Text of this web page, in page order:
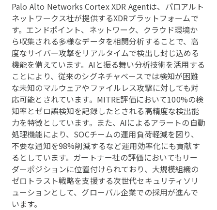
Palo Alto Networks Cortex XDR Agentは、パロアルト
ネットワークス社が提供するXDRプラットフォームで
す。エンドポイント、ネットワーク、クラウド環境か
ら収集される多様なデータを相関分析することで、高
度なサイバー攻撃をリアルタイムで検出し封じ込める
機能を備えています。AIと振る舞い分析技術を活用する
ことにより、従来のシグネチャベースでは検知が困難
な未知のマルウェアやファイルレス攻撃に対しても対
応可能とされています。MITRE評価において100%の検
知率とゼロ誤検知を記録したとされる高精度な検出能
力を特徴としています。また、AIによるアラートの自動
処理機能により、SOCチームの運用負荷軽減を図り、
不要な通知を98%削減するなど運用効率化にも貢献す
るとしています。ガートナー社の評価においてもリー
ダーポジションに位置付けられており、大規模組織の
ゼロトラスト戦略を支援する次世代セキュリティソリ
ューションとして、グローバル企業での採用が進んで
います。